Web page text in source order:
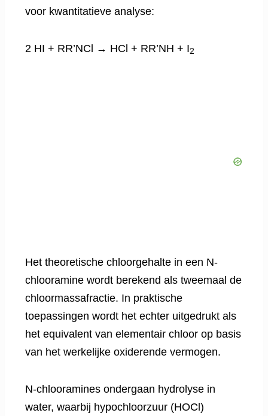
voor kwantitatieve analyse:
2 HI + RR’NCl → HCl + RR’NH + I2
Het theoretische chloorgehalte in een N-
chlooramine wordt berekend als tweemaal de
chloormassafractie. In praktische
toepassingen wordt het echter uitgedrukt als
het equivalent van elementair chloor op basis
van het werkelijke oxiderende vermogen.
N-chlooramines ondergaan hydrolyse in
water, waarbij hypochloorzuur (HOCl)